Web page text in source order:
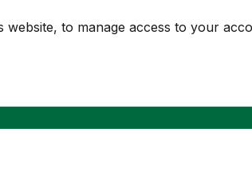
to manage access to your